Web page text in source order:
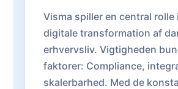
Visma spiller en central rolle
digitale transformation af
erhvervsliv. Vigtigheden
faktorer: Compliance,
skalerbarhed. Med de